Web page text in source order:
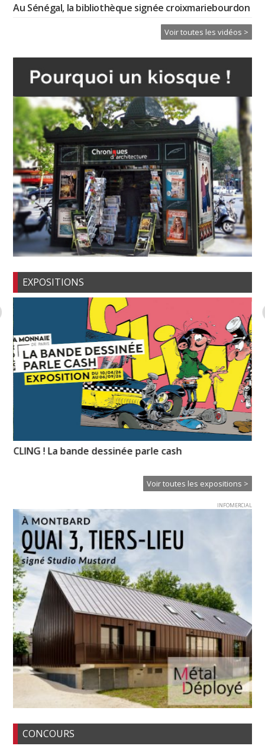
Au Sénégal, la bibliothèque signée croixmariebourdon
Voir toutes les vidéos >
EXPOSITIONS
CLING ! La bande dessinée parle cash
Voir toutes les expositions >
INFOMERCIAL
CONCOURS